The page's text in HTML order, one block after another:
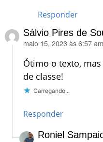
Responder
Sálvio Pires de
disse:
maio 15, 2023 às 6:57 am
Ótimo o texto,
de classe!
Carregando...
Responder
Roniel